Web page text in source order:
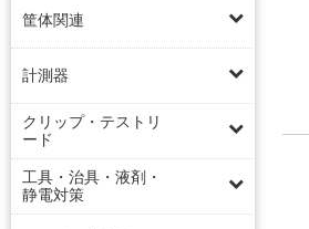
筐体関連
計測器
クリップ・テストリ
ード
工具・治具・液剤・
静電対策